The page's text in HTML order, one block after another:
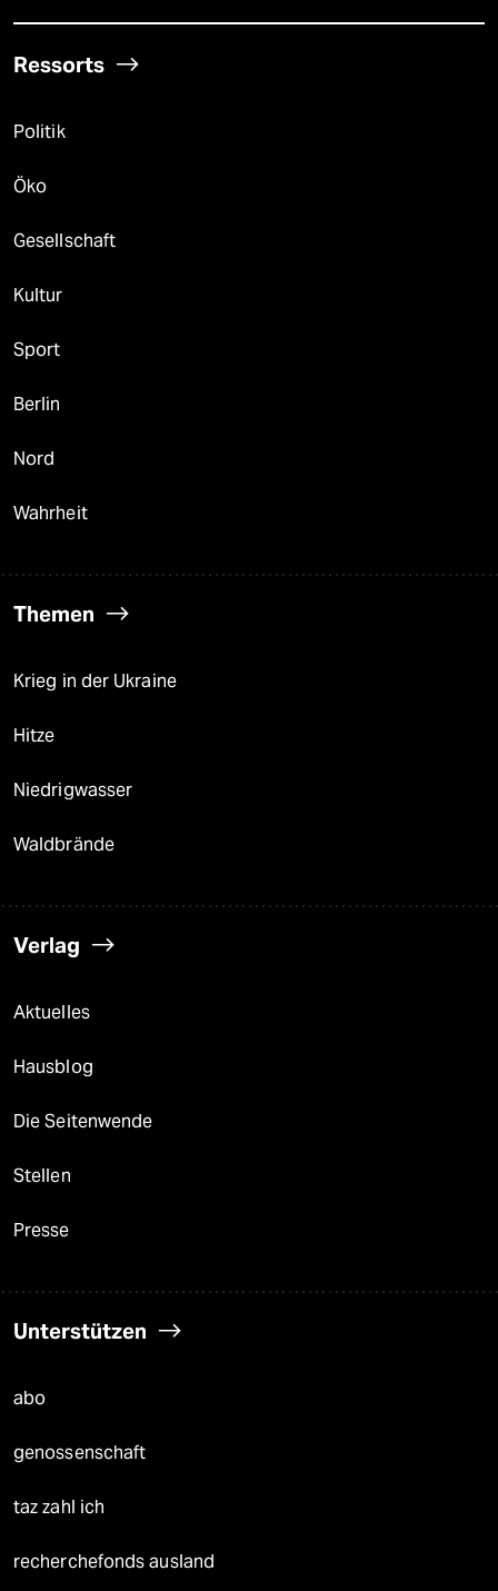
Ressorts
Politik
Öko
Gesellschaft
Kultur
Sport
Berlin
Nord
Wahrheit
Themen
Krieg in der Ukraine
Hitze
Niedrigwasser
Waldbrände
Verlag
Aktuelles
Hausblog
Die Seitenwende
Stellen
Presse
Unterstützen
abo
genossenschaft
taz zahl ich
recherchefonds ausland